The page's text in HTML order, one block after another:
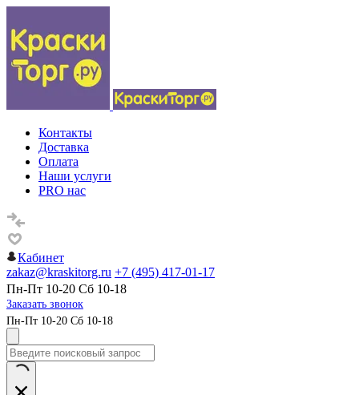
Контакты
Доставка
Оплата
Наши услуги
PRO нас
Кабинет
zakaz@kraskitorg.ru +7 (495) 417-01-17
Пн-Пт 10-20 Сб 10-18
Заказать звонок
Пн-Пт 10-20 Сб 10-18